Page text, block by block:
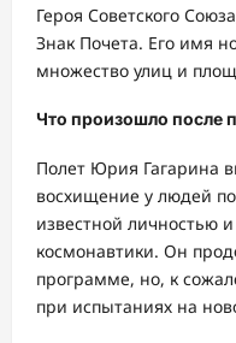
Героя Советского
Знак Почета. Его имя
множество улиц и
Что произошло после
Полет Юрия Гагарина
восхищение у людей
известной личностью
космонавтики. Он
программе, но, к
при испытаниях на